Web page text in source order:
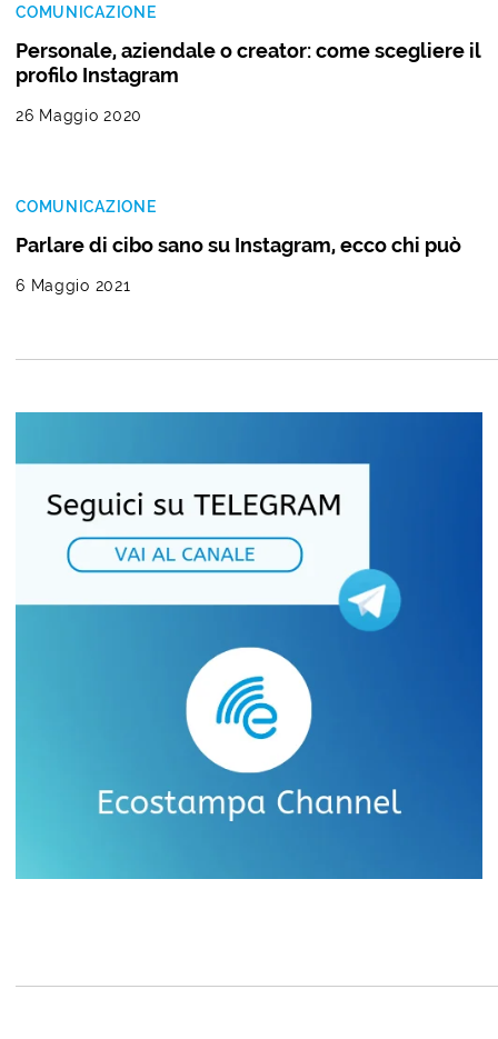
COMUNICAZIONE
Personale, aziendale o creator: come scegliere il
profilo Instagram
26 Maggio 2020
COMUNICAZIONE
Parlare di cibo sano su Instagram, ecco chi può
6 Maggio 2021